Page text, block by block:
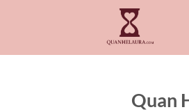
Quan